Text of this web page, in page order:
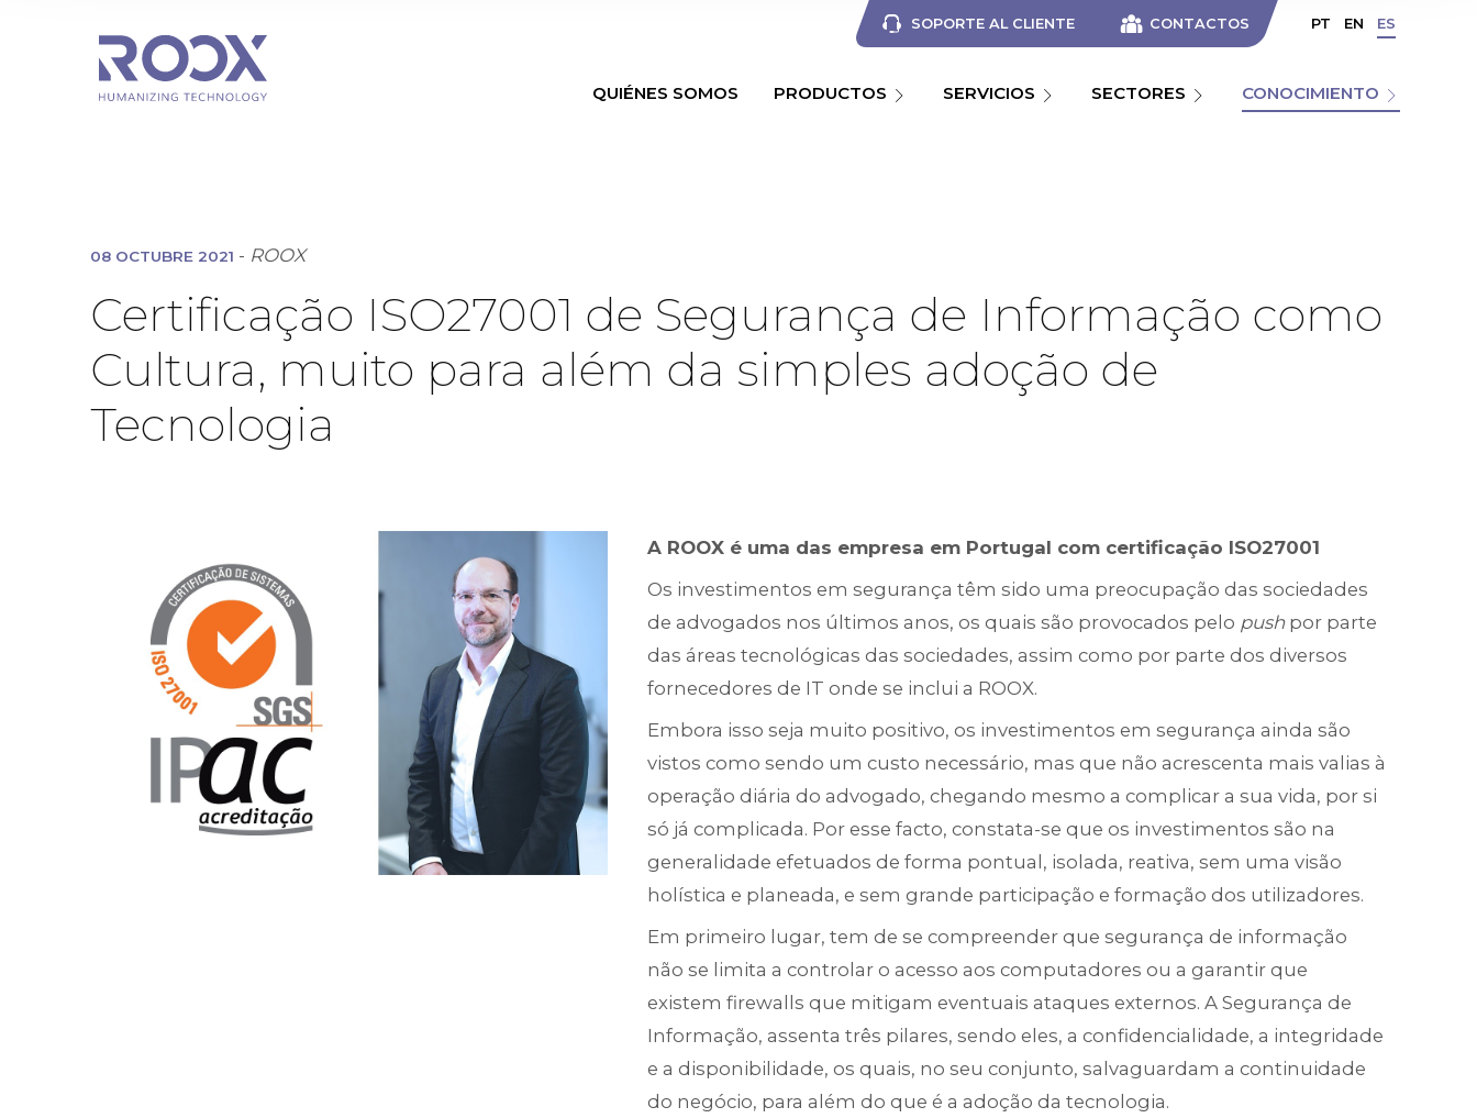
QUIÉNES SOMOS PRODUCTOS SERVICIOS SECTORES CONOCIMIENTO
SOPORTE AL CLIENTE CONTACTOS PT EN ES
08 OCTUBRE 2021 - ROOX
Certificação ISO27001 de Segurança de Informação como
Cultura, muito para além da simples adoção de
Tecnologia
A ROOX é uma das empresa em Portugal com certificação ISO27001
Os investimentos em segurança têm sido uma preocupação das sociedades
de advogados nos últimos anos, os quais são provocados pelo pushpor parte
das áreas tecnológicas das sociedades, assim como por parte dos diversos
fornecedores de IT onde se inclui a ROOX.
Embora isso seja muito positivo, os investimentos em segurança ainda são
vistos como sendo um custo necessário, mas que não acrescenta mais valias à
operação diária do advogado, chegando mesmo a complicar a sua vida, por si
só já complicada. Por esse facto, constata-se que os investimentos são na
generalidade efetuados de forma pontual, isolada, reativa, sem uma visão
holística e planeada, e sem grande participação e formação dos utilizadores.
Em primeiro lugar, tem de se compreender que segurança de informação
não se limita a controlar o acesso aos computadores ou a garantir que
existem firewalls que mitigam eventuais ataques externos. A Segurança de
Informação, assenta três pilares, sendo eles, a confidencialidade, a integridade
e a disponibilidade, os quais, no seu conjunto, salvaguardam a continuidade
do negócio, para além do que é a adoção da tecnologia.